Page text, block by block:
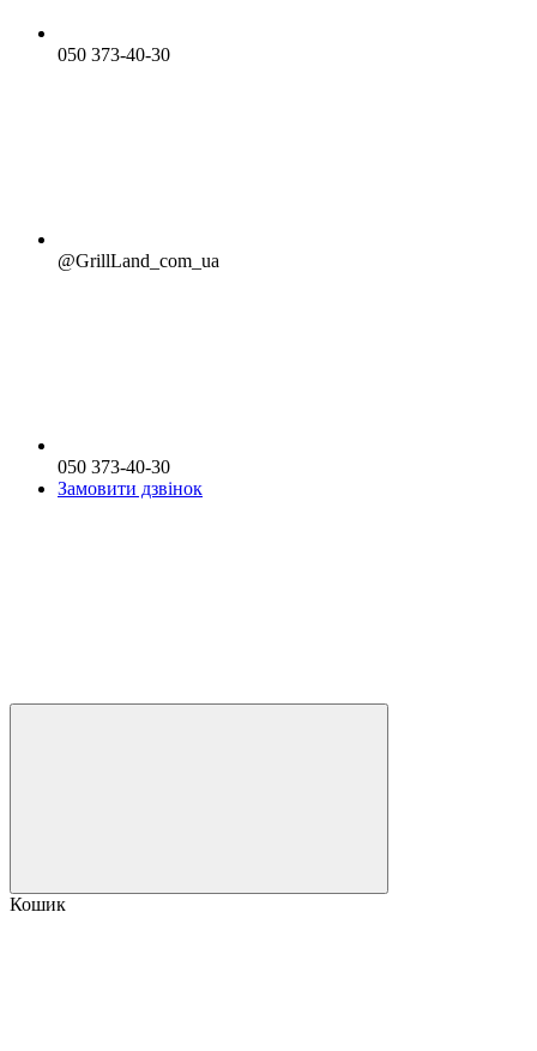
050 373-40-30
@GrillLand_com_ua
050 373-40-30
Замовити дзвінок
Кошик